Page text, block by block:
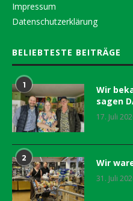
Impressum
Datenschutzerklärung
BELIEBTESTE BEITRÄGE
1
Wir
sagen
17. Juli
2 Wir
31. Juli